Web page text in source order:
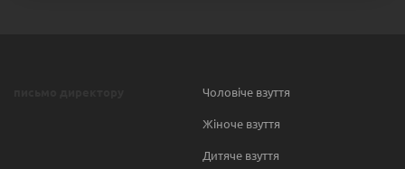
Чоловіче взуття
Жіноче взуття
Дитяче взуття